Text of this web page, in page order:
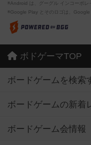
※Android は、グーグル インコーポレ
※Google Play とそのロゴは、Google
ボドゲーマTOP
ボードゲームを検索
ボードゲームの新着
ボードゲーム会情報